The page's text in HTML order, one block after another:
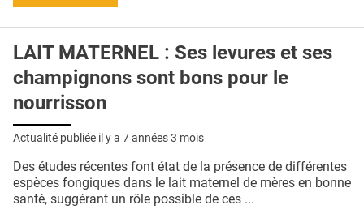
LAIT MATERNEL : Ses levures et ses
champignons sont bons pour le
nourrisson
Actualité publiée il y a 7 années 3 mois
Des études récentes font état de la présence de différentes
espèces fongiques dans le lait maternel de mères en bonne
santé, suggérant un rôle possible de ces ...